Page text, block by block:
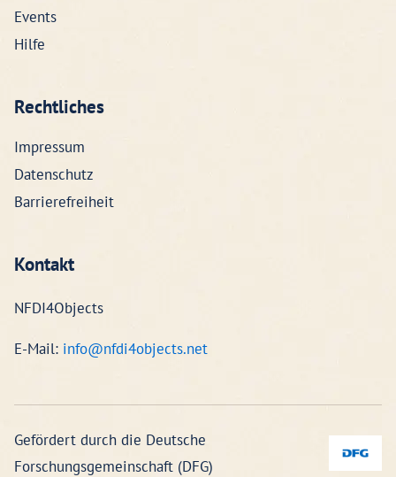
Events
Hilfe
Rechtliches
Impressum
Datenschutz
Barrierefreiheit
Kontakt
NFDI4Objects
E-Mail: info@nfdi4objects.net
Gefördert durch die Deutsche
Forschungsgemeinschaft (DFG)